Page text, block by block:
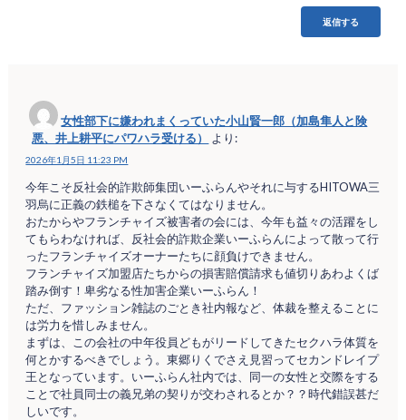
返信する
女性部下に嫌われまくっていた小山賢一郎（加島隼人と険
悪、井上耕平にパワハラ受ける）
より:
2026年1月5日 11:23 PM
今年こそ反社会的詐欺師集団いーふらんやそれに与するHITOWA三
羽烏に正義の鉄槌を下さなくてはなりません。
おたからやフランチャイズ被害者の会には、今年も益々の活躍をし
てもらわなければ、反社会的詐欺企業いーふらんによって散って行
ったフランチャイズオーナーたちに顔負けできません。
フランチャイズ加盟店たちからの損害賠償請求も値切りあわよくば
踏み倒す！卑劣なる性加害企業いーふらん！
ただ、ファッション雑誌のごとき社内報など、体裁を整えることに
は労力を惜しみません。
まずは、この会社の中年役員どもがリードしてきたセクハラ体質を
何とかするべきでしょう。東郷りくでさえ見習ってセカンドレイプ
王となっています。いーふらん社内では、同一の女性と交際をする
ことで社員同士の義兄弟の契りが交わされるとか？？時代錯誤甚だ
しいです。